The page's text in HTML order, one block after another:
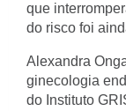
que
do risco foi
Alexandra
ginecologia
do Instituto